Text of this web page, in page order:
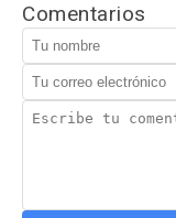
Comentarios